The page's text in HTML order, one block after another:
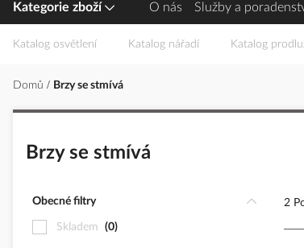
Kategorie zboží O nás Služby a
Katalog osvětlení Katalog nářadí Katalog
Domů Brzy se stmívá
Brzy se stmívá
2
Obecné filtry
Skladem 0